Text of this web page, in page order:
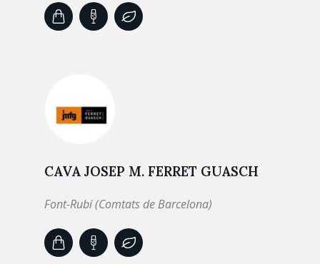
CAVA JOSEP M. FERRET GUASCH
Font-Rubí (Comtats de Barcelona)